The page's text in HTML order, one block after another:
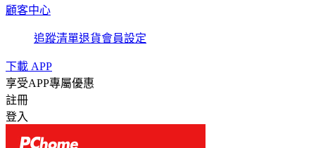
顧客中心
追蹤清單退貨會員設定
下載 APP
享受APP專屬優惠
註冊
登入